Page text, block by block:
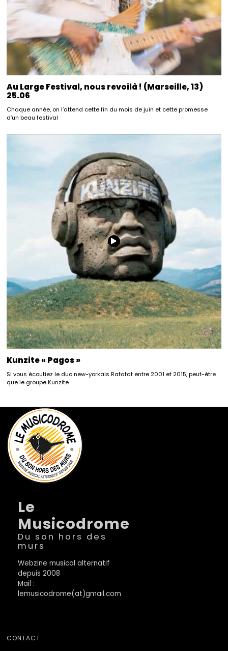
Au Large Festival, nous revoilà ! (Marseille, 13)
25.06
Chaque année, on l’attend cette fin du mois de juin et cette promesse
d’un beau festival
Kunzite « Pagos »
Si vous écoutiez le duo new-yorkais Ratatat entre 2001 et 2015, peut-être
que le groupe Kunzite
Le
Musicodrome
Du son hors des
murs
Webzine musical alternatif
depuis 2008
Mail :
lemusicodrome(at)gmail.com
CONTACT